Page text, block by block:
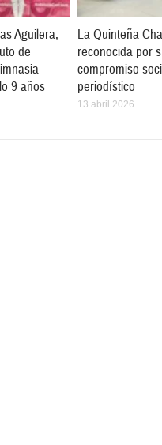
Aguilera,
de
9 años
La Quinteña
reconocida por
compromiso
periodístico
13 abril 2026